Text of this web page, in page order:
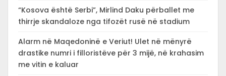
“Kosova është Serbi”, Mirlind Daku përballet me
thirrje skandaloze nga tifozët rusë në stadium
Alarm në Maqedoninë e Veriut! Ulet në mënyrë
drastike numri i filloristëve për 3 mijë, në krahasim
me vitin e kaluar